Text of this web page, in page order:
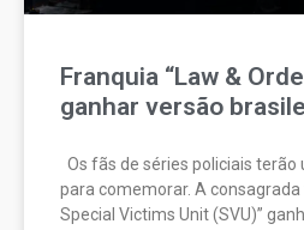
Franquia “Law &
ganhar versão
Os fãs de séries policiais terão
para comemorar. A consagrada
Special Victims Unit (SVU)”